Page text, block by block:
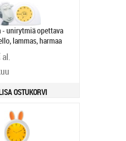
- unirytmiä opettava
lammas, harmaa
4-6 tp
al.
OSTUKORVI